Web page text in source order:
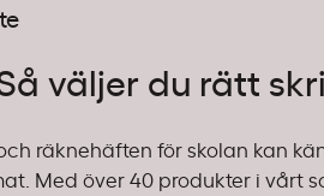
väljer du rätt
räknehäften för skolan kan
Med över 40 produkter i vårt